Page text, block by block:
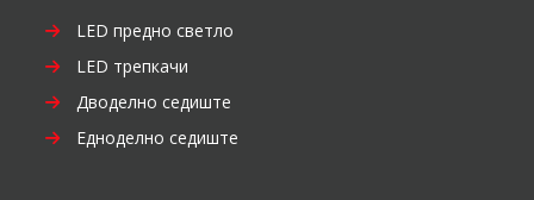
LED предно светло
LED трепкачи
Дводелно седиште
Едноделно седиште